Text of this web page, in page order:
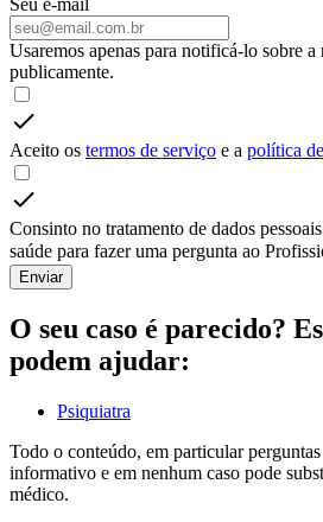
Seu e-mail
Usaremos apenas para notificá-lo sobre
publicamente.
Aceito os termos de serviço e a política
Consinto no tratamento de dados
saúde para fazer uma pergunta ao
Enviar
O seu caso é parecido?
podem ajudar:
Psiquiatra
Todo o conteúdo, em particular perguntas
informativo e em nenhum caso pode
médico.